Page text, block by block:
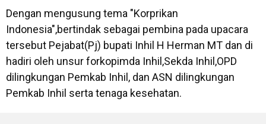
Dengan mengusung tema "Korprikan
Indonesia",bertindak sebagai pembina pada upacara
tersebut Pejabat(Pj) bupati Inhil H Herman MT dan di
hadiri oleh unsur forkopimda Inhil,Sekda Inhil,OPD
dilingkungan Pemkab Inhil, dan ASN dilingkungan
Pemkab Inhil serta tenaga kesehatan.